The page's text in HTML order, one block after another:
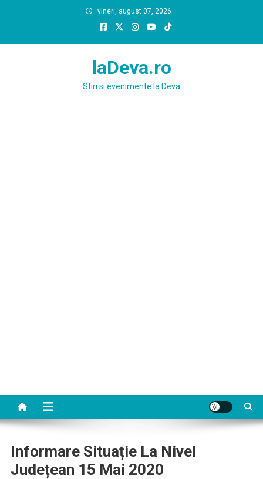
vineri, august 07, 2026
laDeva.ro
Stiri si evenimente la Deva
Informare Situație La Nivel
Județean 15 Mai 2020